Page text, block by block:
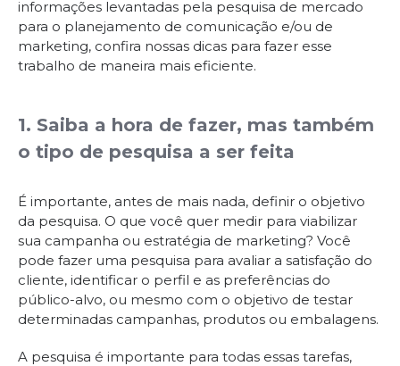
informações levantadas pela pesquisa de mercado
para o planejamento de comunicação e/ou de
marketing, confira nossas dicas para fazer esse
trabalho de maneira mais eficiente.
1. Saiba a hora de fazer, mas também
o tipo de pesquisa a ser feita
É importante, antes de mais nada, definir o objetivo
da pesquisa. O que você quer medir para viabilizar
sua campanha ou estratégia de marketing? Você
pode fazer uma pesquisa para avaliar a satisfação do
cliente, identificar o perfil e as preferências do
público-alvo, ou mesmo com o objetivo de testar
determinadas campanhas, produtos ou embalagens.
A pesquisa é importante para todas essas tarefas,